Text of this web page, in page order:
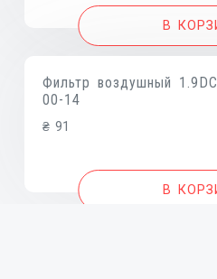
В
Фильтр воздушный
00-14
₴ 91
В